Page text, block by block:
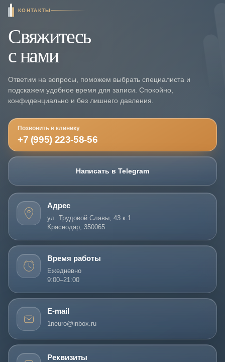
КОНТАКТЫ
Свяжитесь
с нами
Ответим на вопросы, поможем выбрать специалиста и
подскажем удобное время для записи. Спокойно,
конфиденциально и без лишнего давления.
Позвонить в клинику
+7 (995) 223-58-56
Написать в Telegram
Адрес
ул. Трудовой Славы, 43 к.1
Краснодар, 350065
Время работы
Ежедневно
9:00–21:00
E-mail
1neuro@inbox.ru
Реквизиты